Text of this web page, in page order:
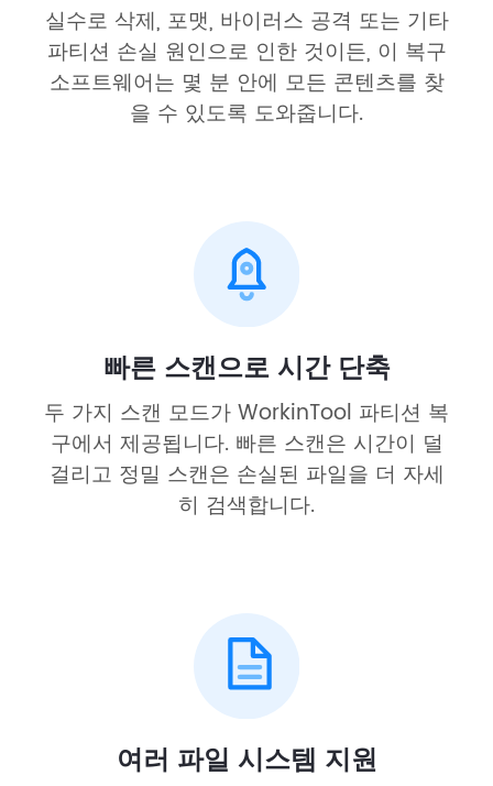
실수로 삭제, 포맷, 바이러스 공격 또는 기타
파티션 손실 원인으로 인한 것이든, 이 복구
소프트웨어는 몇 분 안에 모든 콘텐츠를 찾
을 수 있도록 도와줍니다.
빠른 스캔으로 시간 단축
두 가지 스캔 모드가 WorkinTool 파티션 복
구에서 제공됩니다. 빠른 스캔은 시간이 덜
걸리고 정밀 스캔은 손실된 파일을 더 자세
히 검색합니다.
여러 파일 시스템 지원